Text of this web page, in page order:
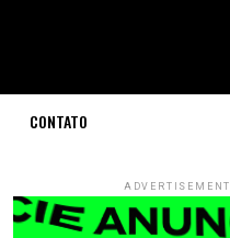
CONTATO
ADVERTISEMENT